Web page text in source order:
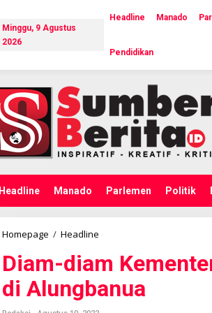
Minggu, 9 Agustus
2026
Headline Manado
Pendidikan
Headline Manado Parlemen Politik
Homepage / Headline
a
m
-
d
Diam-diam
di Alungbanua